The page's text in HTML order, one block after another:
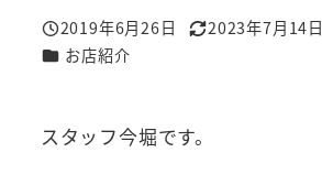
投稿日
2019年6月26日
更新日
2023年7月14日
カテゴリー
お店紹介
スタッフ今堀です。